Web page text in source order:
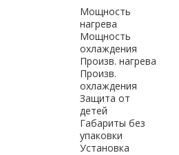
Мощность
нагрева
Мощность
охлаждения
Произв. нагрева
Произв.
охлаждения
Защита от
детей
Габариты без
упаковки
Установка